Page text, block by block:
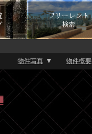
フリーレント
検索
物件写真 物件概要